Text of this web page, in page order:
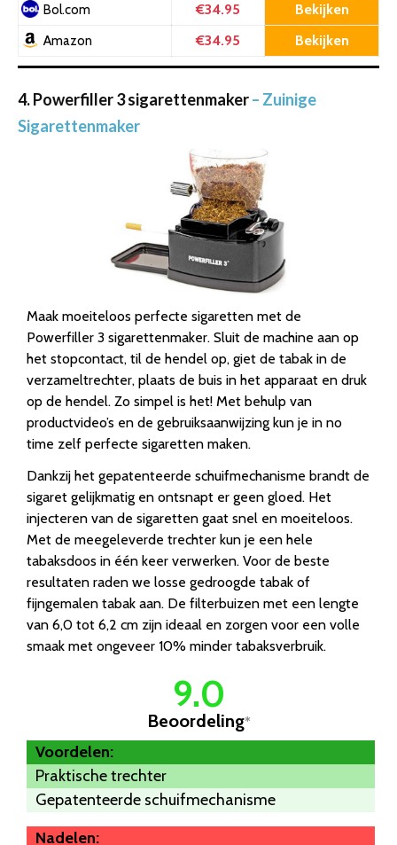
Bol.com €34.95 Bekijken
Amazon €34.95 Bekijken
4. Powerfiller 3 sigarettenmaker– Zuinige
Sigarettenmaker
Maak moeiteloos perfecte sigaretten met de
Powerfiller 3 sigarettenmaker. Sluit de machine aan op
het stopcontact, til de hendel op, giet de tabak in de
verzameltrechter, plaats de buis in het apparaat en druk
op de hendel. Zo simpel is het! Met behulp van
productvideo’s en de gebruiksaanwijzing kun je in no
time zelf perfecte sigaretten maken.
Dankzij het gepatenteerde schuifmechanisme brandt de
sigaret gelijkmatig en ontsnapt er geen gloed. Het
injecteren van de sigaretten gaat snel en moeiteloos.
Met de meegeleverde trechter kun je een hele
tabaksdoos in één keer verwerken. Voor de beste
resultaten raden we losse gedroogde tabak of
fijngemalen tabak aan. De filterbuizen met een lengte
van 6,0 tot 6,2 cm zijn ideaal en zorgen voor een volle
smaak met ongeveer 10% minder tabaksverbruik.
9.0
Beoordeling*
Voordelen:
Praktische trechter
Gepatenteerde schuifmechanisme
Nadelen: